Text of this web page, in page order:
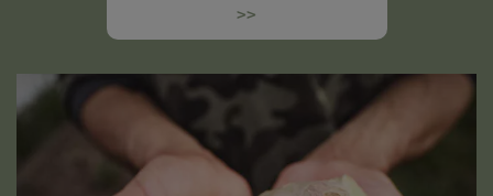
>>